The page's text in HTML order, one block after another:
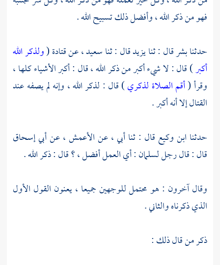
فهو من ذكر الله ، وأفضل ذلك تسبيح الله .
حدثنابشرقال : ثنايزيدقال : ثناسعيد ،عنقتادة(ولذكر الله
أكبر) قال : لا شيء أكبر من ذكر الله ، قال : أكبر الأشياء كلها ،
وقرأ (أقم الصلاة لذكري) قال : لذكر الله ، وإنه لم يصفه عند
القتال إلا أنه أكبر .
حدثنا ابن وكيع قال : ثنا أبي ، عنالأعمش ،عنأبي إسحاق
قال : قال رجللسلمان: أي العمل أفضل ، ؟ قال : ذكر الله .
وقال آخرون : هو محتمل للوجهين جميعا ، يعنون القول الأول
الذي ذكرناه والثاني .
ذكر من قال ذلك :